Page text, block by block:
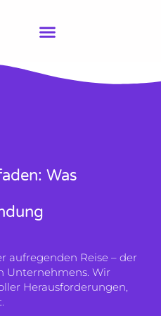
Was
aufregenden Reise – der
Unternehmens. Wir
Herausforderungen,